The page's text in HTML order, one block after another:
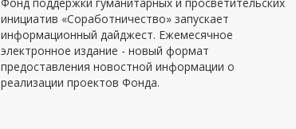
инициатив «Соработничество» запускает
информационный дайджест. Ежемесячное
электронное издание - новый формат
предоставления новостной информации о
реализации проектов Фонда.